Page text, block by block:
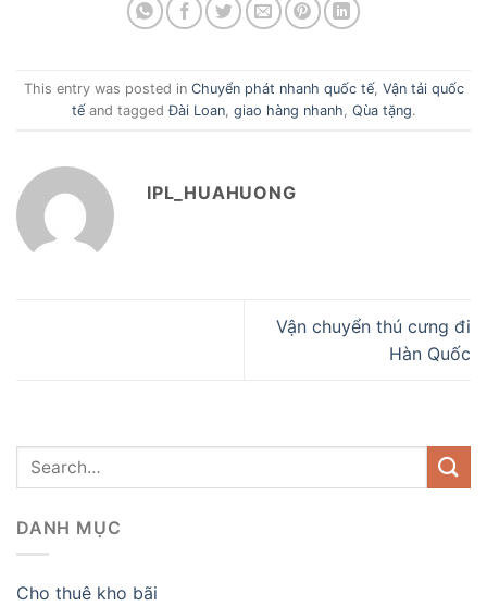
This entry was posted in Chuyển phát nhanh quốc tế, Vận tải quốc
tếand taggedĐài Loan, giao hàng nhanh Qùa tặng.
IPL_HUAHUONG
Vận chuyển thú cưng đi
Hàn Quốc
DANH MỤC
Cho thuê kho bãi